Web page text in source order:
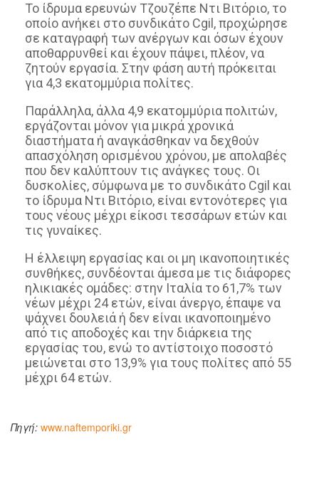
Το ίδρυμα ερευνών Τζουζέπε Ντι Βιτόριο, το
οποίο ανήκει στο συνδικάτο Cgil, προχώρησε
σε καταγραφή των ανέργων και όσων έχουν
αποθαρρυνθεί και έχουν πάψει, πλέον, να
ζητούν εργασία. Στην φάση αυτή πρόκειται
για 4,3 εκατομμύρια πολίτες.
Παράλληλα, άλλα 4,9 εκατομμύρια πολιτών,
εργάζονται μόνον για μικρά χρονικά
διαστήματα ή αναγκάσθηκαν να δεχθούν
απασχόληση ορισμένου χρόνου, με απολαβές
που δεν καλύπτουν τις ανάγκες τους. Οι
δυσκολίες, σύμφωνα με το συνδικάτο Cgil και
το ίδρυμα Ντι Βιτόριο, είναι εντονότερες για
τους νέους μέχρι είκοσι τεσσάρων ετών και
τις γυναίκες.
Η έλλειψη εργασίας και οι μη ικανοποιητικές
συνθήκες, συνδέονται άμεσα με τις διάφορες
ηλικιακές ομάδες: στην Ιταλία το 61,7% των
νέων μέχρι 24 ετών, είναι άνεργο, έπαψε να
ψάχνει δουλειά ή δεν είναι ικανοποιημένο
από τις αποδοχές και την διάρκεια της
εργασίας του, ενώ το αντίστοιχο ποσοστό
μειώνεται στο 13,9% για τους πολίτες από 55
μέχρι 64 ετών.
Πηγή: www.naftemporiki.gr